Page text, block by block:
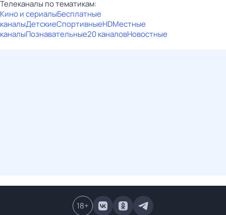
Телеканалы по тематикам:
Кино и сериалыБесплатные
каналыДетскиеСпортивныеHDМестные
каналыПознавательные20 каналовНовостные
18+